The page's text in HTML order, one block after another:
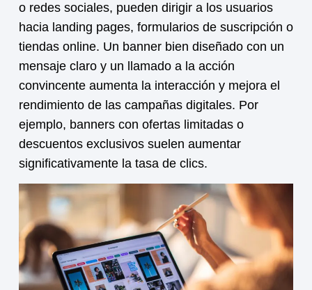
o redes sociales, pueden dirigir a los usuarios
hacia landing pages, formularios de suscripción o
tiendas online. Un banner bien diseñado con un
mensaje claro y un llamado a la acción
convincente aumenta la interacción y mejora el
rendimiento de las campañas digitales. Por
ejemplo, banners con ofertas limitadas o
descuentos exclusivos suelen aumentar
significativamente la tasa de clics.